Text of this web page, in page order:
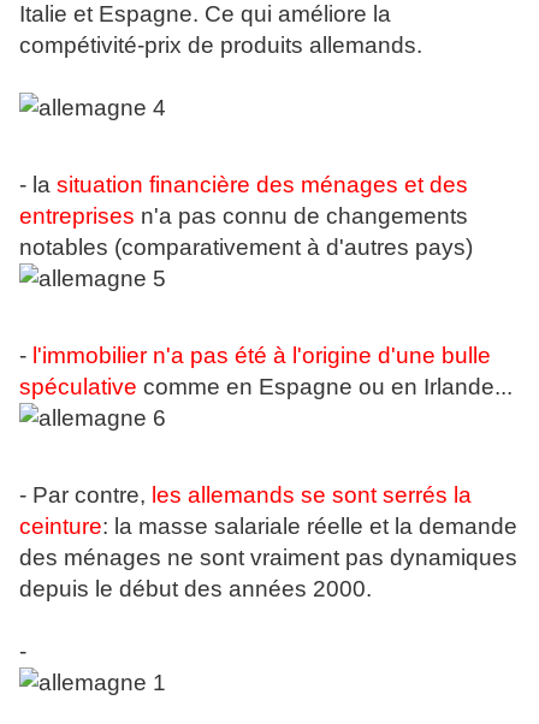
Italie et Espagne. Ce qui améliore la
compétivité-prix de produits allemands.
- la situation financière des ménages et des
entreprises n'a pas connu de changements
notables (comparativement à d'autres pays)
- l'immobilier n'a pas été à l'origine d'une bulle
spéculative comme en Espagne ou en Irlande...
- Par contre, les allemands se sont serrés la
ceinture: la masse salariale réelle et la demande
des ménages ne sont vraiment pas dynamiques
depuis le début des années 2000.
-